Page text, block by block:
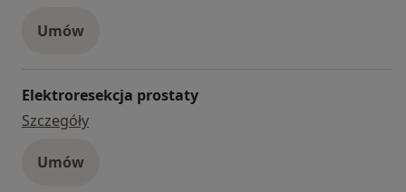
Umów
Elektroresekcja prostaty
Szczegółyelektroresekcja prostaty
Umów